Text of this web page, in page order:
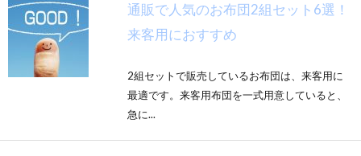
通販で人気のお布団2組セット6選！
来客用におすすめ
2組セットで販売しているお布団は、来客用に
最適です。来客用布団を一式用意していると、
急に...